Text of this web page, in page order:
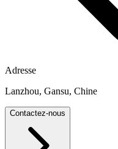
Adresse
Lanzhou, Gansu, Chine
Contactez-nous